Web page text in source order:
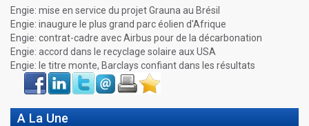
Engie: mise en service du projet Grauna au Brésil
Engie: inaugure le plus grand parc éolien d'Afrique
Engie: contrat-cadre avec Airbus pour de la décarbonation
Engie: accord dans le recyclage solaire aux USA
Engie: le titre monte, Barclays confiant dans les résultats
Face
book
LinkIn Twitter Envoyer ImprimerFavoris
A La Une